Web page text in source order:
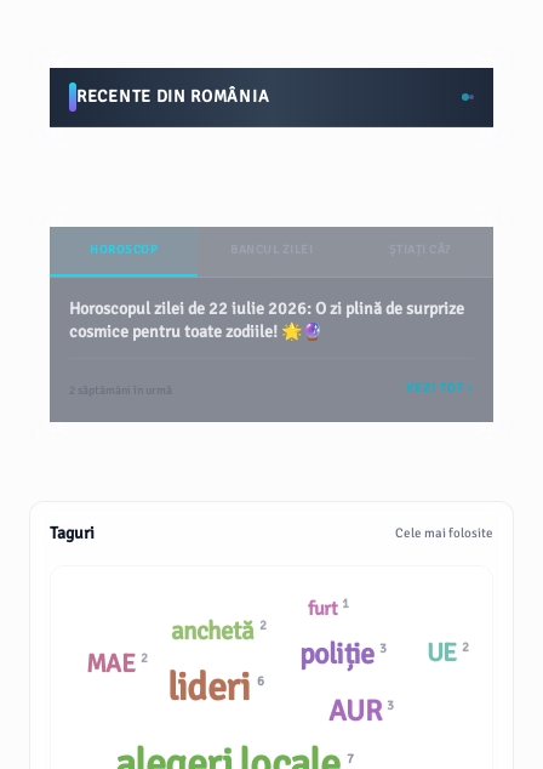
RECENTE DIN ROMÂNIA
HOROSCOP
Horoscopul zilei de 22 iulie 2026: O zi plină de surprize
cosmice pentru toate zodiile! 🌟🔮
2 săptămâni în urmă VEZI TOT
Taguri Cele mai folosite
anchetă 2
AUR 3
furt 1
poliție 3 UE 2
lideri6
MAE 2
7